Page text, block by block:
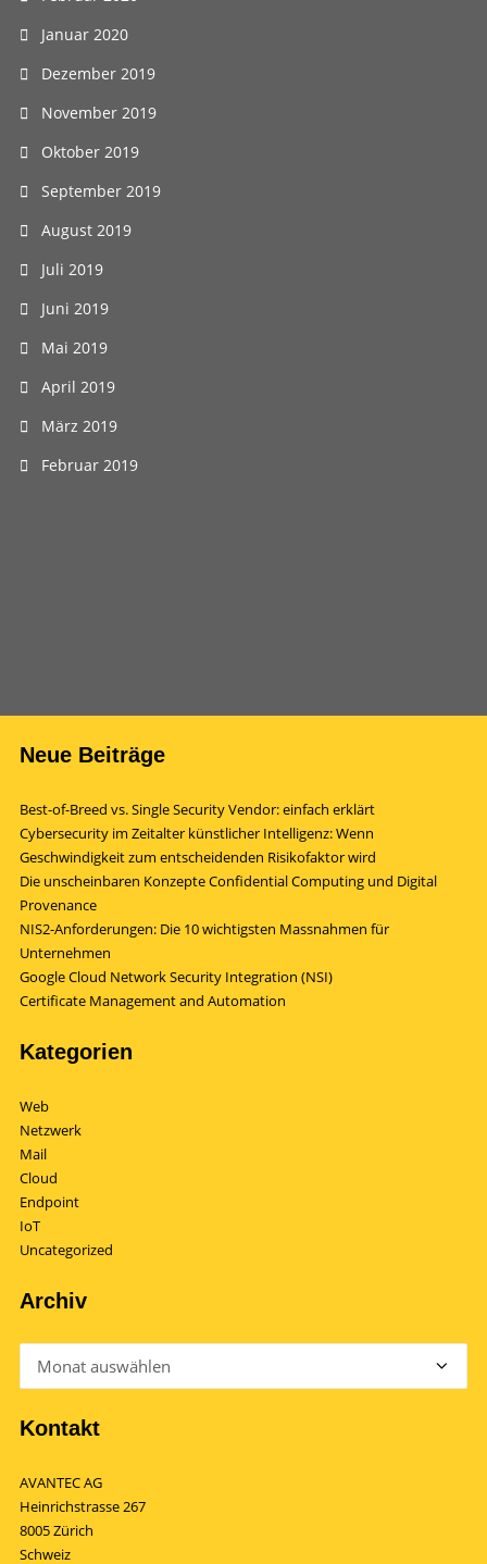
Januar 2020
Dezember 2019
November 2019
Oktober 2019
September 2019
August 2019
Juli 2019
Juni 2019
Mai 2019
April 2019
März 2019
Februar 2019
Neue Beiträge
Best-of-Breed vs. Single Security Vendor: einfach erklärt
Cybersecurity im Zeitalter künstlicher Intelligenz: Wenn
Geschwindigkeit zum entscheidenden Risikofaktor wird
Die unscheinbaren Konzepte Confidential Computing und Digital
Provenance
NIS2-Anforderungen: Die 10 wichtigsten Massnahmen für
Unternehmen
Google Cloud Network Security Integration (NSI)
Certificate Management and Automation
Kategorien
Web
Netzwerk
Mail
Cloud
Endpoint
IoT
Uncategorized
Archiv
Kontakt
AVANTEC AG
Heinrichstrasse 267
8005 Zürich
Schweiz